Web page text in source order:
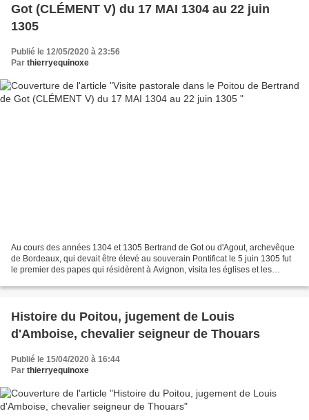
Got (CLÉMENT V) du 17 MAI 1304 au 22 juin
1305
Publié le 12/05/2020 à 23:56
Par thierryequinoxe
Au cours des années 1304 et 1305 Bertrand de Got ou d'Agout, archevêque
de Bordeaux, qui devait être élevé au souverain Pontificat le 5 juin 1305 fut
le premier des papes qui résidèrent à Avignon, visita les églises et les
Histoire du Poitou, jugement de Louis
d'Amboise, chevalier seigneur de Thouars
Publié le 15/04/2020 à 16:44
Par thierryequinoxe